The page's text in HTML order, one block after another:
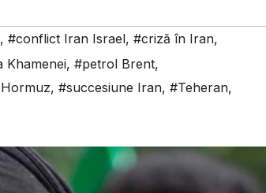
, #conflict Iran Israel, #criză în Iran,
Khamenei, #petrol Brent,
, #succesiune Iran, #Teheran,